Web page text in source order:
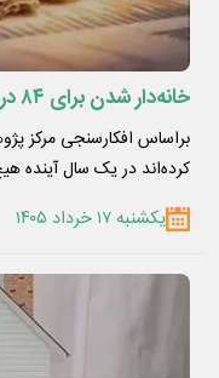
خانه‌دار شدن برای ۸۴ درصد مردم غیرممکن شد
کرده‌اند در یک سال آینده
یکشنبه ۱۷ خرداد ۱۴۰۵